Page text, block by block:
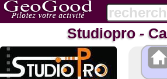
Studiopro -